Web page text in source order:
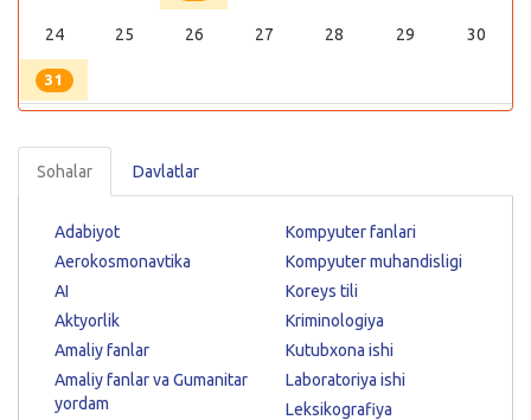
24 25 26 27 28 29 30
31
Sohalar Davlatlar
Adabiyot
Aerokosmonavtika
AI
Aktyorlik
Amaliy fanlar
Amaliy fanlar va Gumanitar
yordam
Kompyuter fanlari
Kompyuter muhandisligi
Koreys tili
Kriminologiya
Kutubxona ishi
Laboratoriya ishi
Leksikografiya